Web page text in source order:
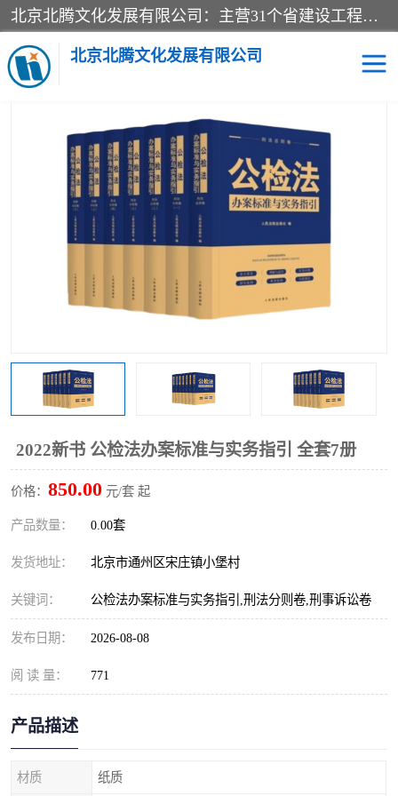
北京北腾文化发展有限公司：主营31个省建设工程预算书,工程预算软件,工程计价依据,工程造价定额,工程量清单计价定额,建设工程量消耗量定额,各行业工程预算定额,铁路定额,电力定额,矿山定额,*,黄金定额,钢铁企业检修定额,中石化安装检修定额,煤矿图书,医院书籍等.诚信的经营，在发展的同时公司不忘不断总结不断优化为客户的服务，和一如既往的热情赢得了新老客户的极高评价及青睐。
北京北腾文化发展有限公司
当前位置：首页>供应商机>法律图书> 2022新书 公检法办案标准
与实务指引 全套7册
2022新书 公检法办案标准与实务指引 全套7册
价格： 850.00 元/套 起
产品数量： 0.00套
发货地址： 北京市通州区宋庄镇小堡村
关键词： 公检法办案标准与实务指引,刑法分则卷,刑事诉讼卷
发布日期： 2026-08-08
阅 读 量： 771
产品描述
材质 纸质
医院图书 预算定额
电力图书 煤矿图书
标准图书 铁路建设工程预算定额
电力行业工程预算定额 石油化工安装预算定额
石油建设安装工程预算定 长输管道工程检修维修预
山东省工程预算定额
电网技改,拆除,检修定额 炼油化工计价依据定额
信息通信建设工程预算定
煤炭建设工程预算定额 钢铁检修工程预算定额
黄金矿山工程预算定额
冶金工业建设工程预算定
额
电子工程概预算定额